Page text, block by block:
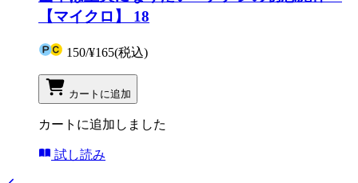
【マイクロ】 18
150/¥165(税込)
カートに追加
カートに追加しました
試し読み